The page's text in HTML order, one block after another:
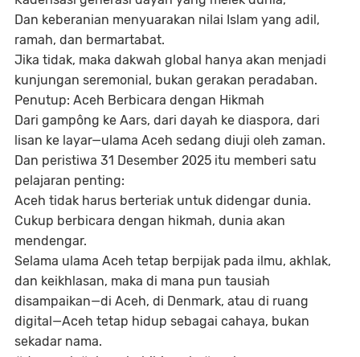
Dan keberanian menyuarakan nilai Islam yang adil,
ramah, dan bermartabat.
Jika tidak, maka dakwah global hanya akan menjadi
kunjungan seremonial, bukan gerakan peradaban.
Penutup: Aceh Berbicara dengan Hikmah
Dari gampông ke Aars, dari dayah ke diaspora, dari
lisan ke layar—ulama Aceh sedang diuji oleh zaman.
Dan peristiwa 31 Desember 2025 itu memberi satu
pelajaran penting:
Aceh tidak harus berteriak untuk didengar dunia.
Cukup berbicara dengan hikmah, dunia akan
mendengar.
Selama ulama Aceh tetap berpijak pada ilmu, akhlak,
dan keikhlasan, maka di mana pun tausiah
disampaikan—di Aceh, di Denmark, atau di ruang
digital—Aceh tetap hidup sebagai cahaya, bukan
sekadar nama.